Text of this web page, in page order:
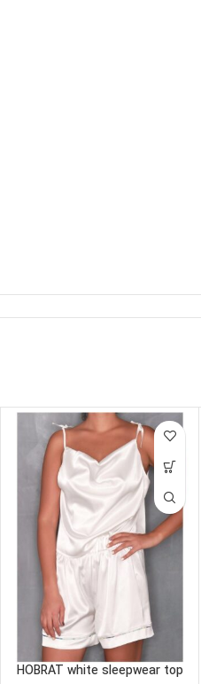
HOBRAT white sleepwear top